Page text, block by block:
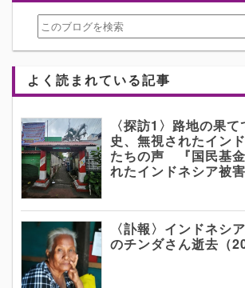
よく読まれている記事
〈探訪1〉路地の果
史、無視されたイン
たちの声 『国民基
れたインドネシア被
〈訃報〉インドネシ
のチンダさん逝去（